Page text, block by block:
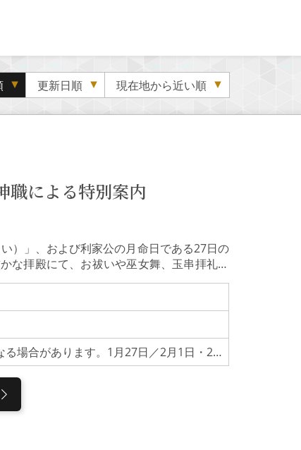
更新日順 現在地から近い順
職による特別案内
）」、および利家公の月命日である27日の
な拝殿にて、お祓いや巫女舞、玉串拝礼、
を詳しくご案内いたします。加賀百万石の
ませんか。伝統神事への特別参拝（約20
たは27日の「月次祭」の神事に参列し、お
で、一連の神事を本格的に体験いただけま
な文化財を巡ります。明治8年に「万民そ
合言葉のもと明治8年に創建された擬洋風
築された東神門、さらには前田家最後の作
どころを余すことなくご案内いたします。
【年間開催スケジュール】※都合により変更になる場合があります。1月27日／2月1日・27日／3月1日・27日／5月1日・27日／6月1日・27日／7月1日・27日／8月1日・27日／9月1日・27日／10月1日・27日／11月1日・27日／12月1日・27日